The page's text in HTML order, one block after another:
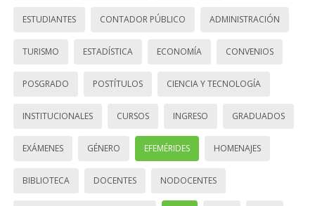
ESTUDIANTES CONTADOR PÚBLICO ADMINISTRACIÓN
TURISMO ESTADÍSTICA ECONOMÍA CONVENIOS
POSGRADO POSTÍTULOS CIENCIA Y TECNOLOGÍA
INSTITUCIONALES CURSOS INGRESO GRADUADOS
EXÁMENES GÉNERO EFEMÉRIDES HOMENAJES
BIBLIOTECA DOCENTES NODOCENTES